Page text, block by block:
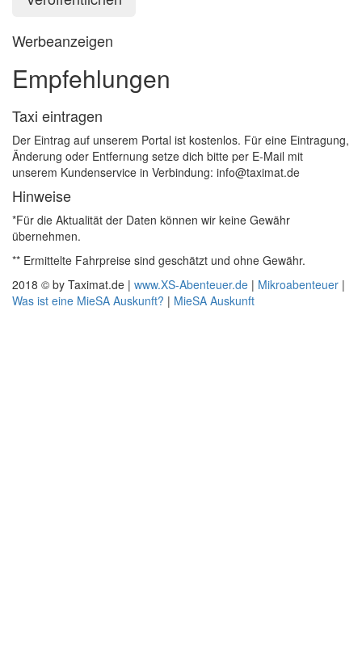
Werbeanzeigen
Empfehlungen
Taxi eintragen
Der Eintrag auf unserem Portal ist kostenlos. Für eine Eintragung,
Änderung oder Entfernung setze dich bitte per E-Mail mit
unserem Kundenservice in Verbindung: info@taximat.de
Hinweise
*Für die Aktualität der Daten können wir keine Gewähr
übernehmen.
** Ermittelte Fahrpreise sind geschätzt und ohne Gewähr.
2018 © by Taximat.de | www.XS-Abenteuer.de | Mikroabenteuer |
Was ist eine MieSA Auskunft? | MieSA Auskunft